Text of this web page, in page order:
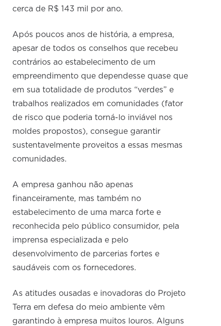
cerca de R$ 143 mil por ano.
Após poucos anos de história, a empresa,
apesar de todos os conselhos que recebeu
contrários ao estabelecimento de um
empreendimento que dependesse quase que
em sua totalidade de produtos “verdes” e
trabalhos realizados em comunidades (fator
de risco que poderia torná-lo inviável nos
moldes propostos), consegue garantir
sustentavelmente proveitos a essas mesmas
comunidades.
A empresa ganhou não apenas
financeiramente, mas também no
estabelecimento de uma marca forte e
reconhecida pelo público consumidor, pela
imprensa especializada e pelo
desenvolvimento de parcerias fortes e
saudáveis com os fornecedores.
As atitudes ousadas e inovadoras do Projeto
Terra em defesa do meio ambiente vêm
garantindo à empresa muitos louros. Alguns